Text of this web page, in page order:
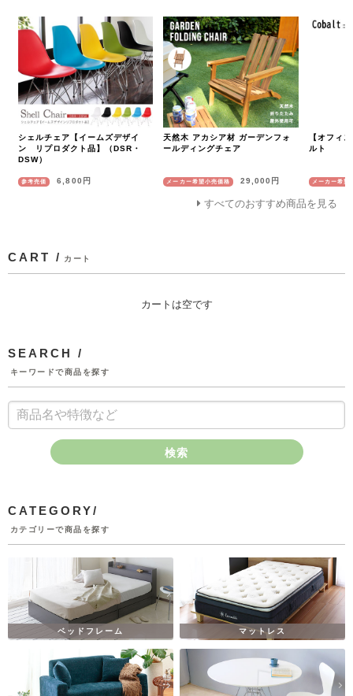
シェルチェア【イームズデザイ
ン リプロダクト品】（DSR・
DSW）
参考売価 6,800円
天然木 アカシア材 ガーデンフォ
ールディングチェア
メーカー希望小売価格 29,000円
【オフィ
ルト
メーカー希望
すべてのおすすめ商品を見る
CART / カート
カートは空です
SEARCH /
キーワードで商品を探す
検索
CATEGORY/
カテゴリーで商品を探す
ベッドフレーム マットレス